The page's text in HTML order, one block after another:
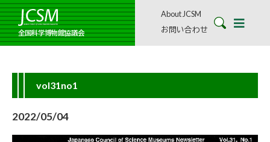
全国科学博物館協議会
About JCSM
お問い合わせ
vol31no1
2022/05/04